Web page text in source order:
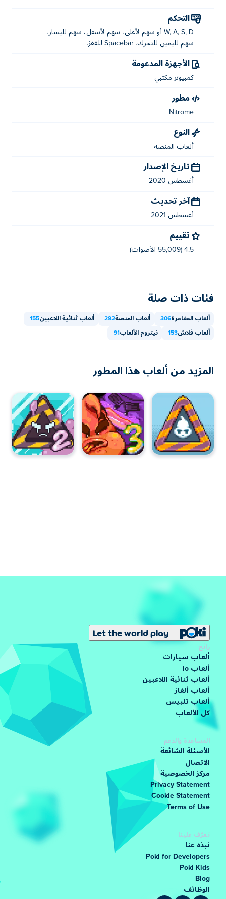
التحكم
W, A, S, D أو سهم لأعلى، سهم لأسفل، سهم لليسار،
سهم لليمين للتحرك. Spacebar للقفز.
الأجهزة المدعومة
كمبيوتر مكتبي
مطور
Nitrome
النوع
ألعاب المنصة
تاريخ الإصدار
أغسطس 2020
آخر تحديث
أغسطس 2021
تقييم
4.5 (55,009 الأصوات)
فئات ذات صلة
ألعاب المغامرة306 ألعاب المنصة292 ألعاب ثنائية اللاعبين155
ألعاب فلاش153 نيتروم الألعاب 91
المزيد من ألعاب هذا المطور
Let the world play
رائج
ألعاب سيارات
ألعاب io
ألعاب ثنائية اللاعبين
ألعاب ألغاز
ألعاب تلبيس
كل الألعاب
المساعدة والدعم
الأسئلة الشائعة
الاتصال
مركز الخصوصية
Privacy Statement
Cookie Statement
Terms of Use
تعرّف علينا
نبذه عنا
Poki for Developers
Poki Kids
Blog
الوظائف